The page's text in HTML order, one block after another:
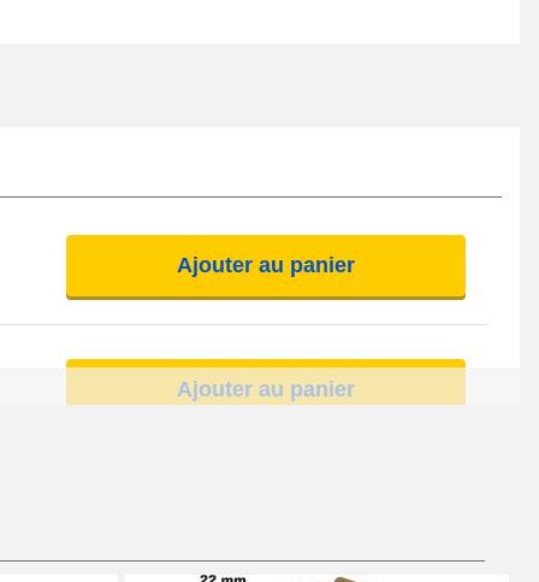
Ajouter au panier
Ajouter au panier